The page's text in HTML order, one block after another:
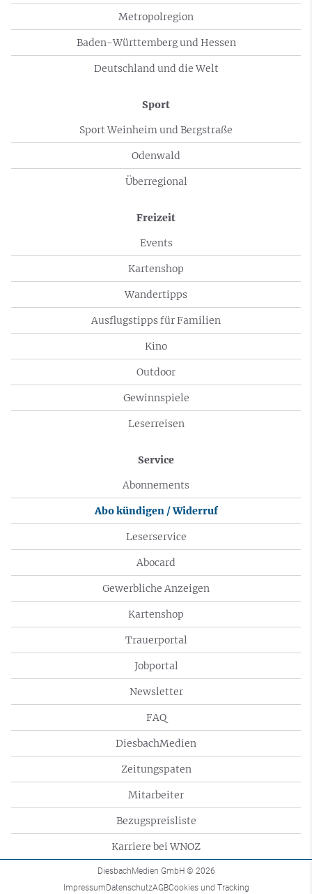
Metropolregion
Baden-Württemberg und Hessen
Deutschland und die Welt
Sport
Sport Weinheim und Bergstraße
Odenwald
Überregional
Freizeit
Events
Kartenshop
Wandertipps
Ausflugstipps für Familien
Kino
Outdoor
Gewinnspiele
Leserreisen
Service
Abonnements
Abo kündigen / Widerruf
Leserservice
Abocard
Gewerbliche Anzeigen
Kartenshop
Trauerportal
Jobportal
Newsletter
FAQ
DiesbachMedien
Zeitungspaten
Mitarbeiter
Bezugspreisliste
Karriere bei WNOZ
DiesbachMedien GmbH © 2026
ImpressumDatenschutzAGBCookies und Tracking